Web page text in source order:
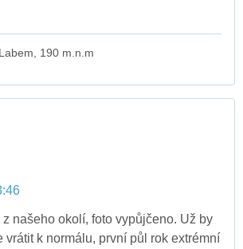
190 m.n.m
našeho okolí, foto vypůjčeno. Už by
vrátit k normálu, první půl rok extrémní